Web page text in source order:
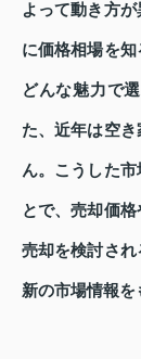
よって動き方
に価格相場を知
どんな魅力で
た、近年は空
ん。こうした
とで、売却価格
売却を検討さ
新の市場情報を